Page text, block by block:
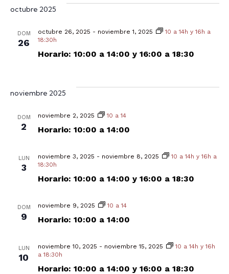
octubre 2025
DOM
26
Horario: 10:00 a 14:00 y 16:00 a 18:30
octubre 26, 2025 - noviembre 1, 2025
10 a 14h y 16h a
18:30h
noviembre 2025
DOM
2 Horario: 10:00 a 14:00
noviembre 2, 2025 10 a 14
LUN
3
Horario: 10:00 a 14:00 y 16:00 a 18:30
noviembre 3, 2025 - noviembre 8, 2025
10 a 14h y 16h a
18:30h
DOM
9 Horario: 10:00 a 14:00
noviembre 9, 2025 10 a 14
LUN
10
Horario: 10:00 a 14:00 y 16:00 a 18:30
noviembre 10, 2025 - noviembre 15, 2025
10 a 14h y 16h
a 18:30h